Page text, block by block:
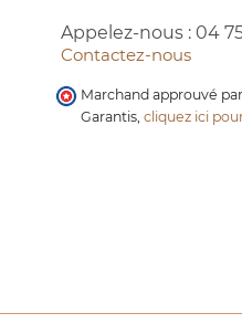
Appelez-nous : 04
Contactez-nous
Marchand approuvé
Garantis, cliquez ici